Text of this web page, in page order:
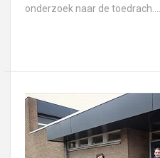
onderzoek naar de toedrach....